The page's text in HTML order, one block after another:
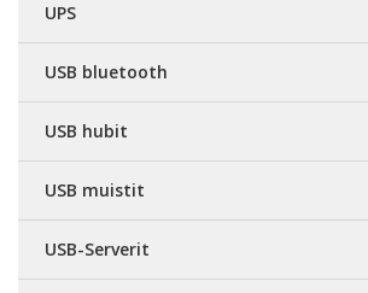
UPS
USB bluetooth
USB hubit
USB muistit
USB-Serverit